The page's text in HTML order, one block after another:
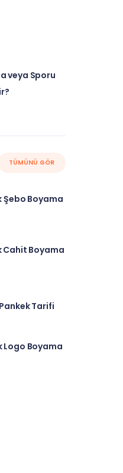
veya Sporu
TÜMÜNÜ GÖR
Şebo Boyama
Cahit Boyama
Tarifi
Logo Boyama